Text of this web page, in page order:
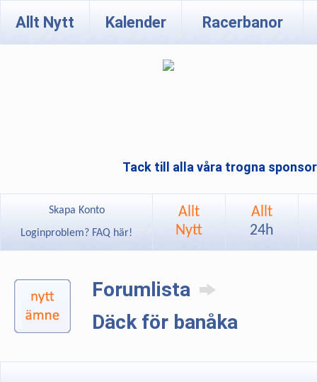
Allt Nytt Kalender Racerbanor
Tack till alla våra trogna
Skapa Konto
Loginproblem? FAQ här!
Allt
Nytt
Allt
24h
Forumlista
Däck för banåka